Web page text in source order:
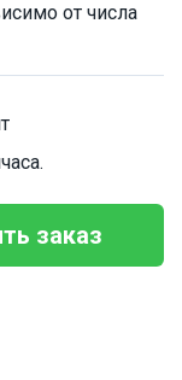
от числа
заказ